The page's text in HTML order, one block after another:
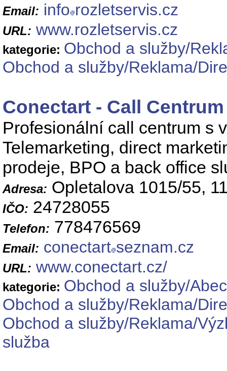
Email: info rozletservis.cz
URL: www.rozletservis.cz
kategorie: Obchod a služby/
Obchod a služby/Reklama/
Conectart - Call
Profesionální call centrum s
Telemarketing, direct
prodeje, BPO a back office
Adresa: Opletalova 1015/55,
IČO: 24728055
Telefon: 778476569
Email: conectart seznam.cz
URL: www.conectart.cz/
kategorie: Obchod a služby/
Obchod a služby/Reklama/
Obchod a služby/Reklama/
služba